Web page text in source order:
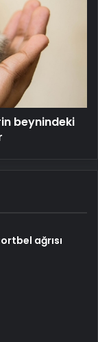
beynindeki
ağrısı